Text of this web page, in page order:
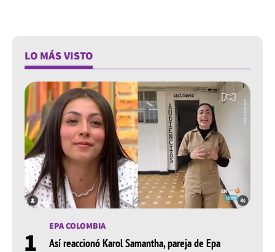
LO MÁS VISTO
1 EPA COLOMBIA
Así reaccionó Karol Samantha, pareja de Epa